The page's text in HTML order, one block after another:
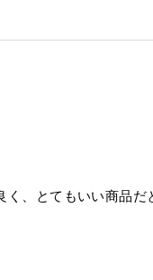
、とてもいい商品だ